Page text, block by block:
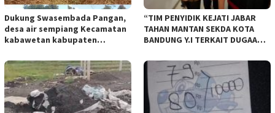
Dukung Swasembada Pangan,
desa air sempiang Kecamatan
kabawetan kabupaten
28 mei 2025
“TIM PENYIDIK KEJATI JABAR
TAHAN MANTAN SEKDA KOTA
BANDUNG Y.I TERKAIT DUGAAN
BANDUNG”.